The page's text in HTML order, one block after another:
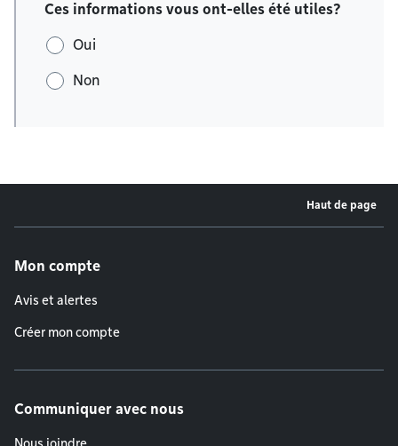
Ces informations vous ont-elles été utiles?
Oui
Non
Haut de page
Mon compte
Avis et alertes
Créer mon compte
Communiquer avec nous